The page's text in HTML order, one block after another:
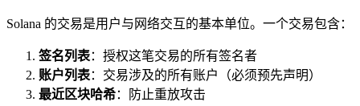
Solana 的交易是用户与网络交互的基本单位。一个交易包含：
签名列表：授权这笔交易的所有签名者
账户列表：交易涉及的所有账户（必须预先声明）
最近区块哈希：防止重放攻击